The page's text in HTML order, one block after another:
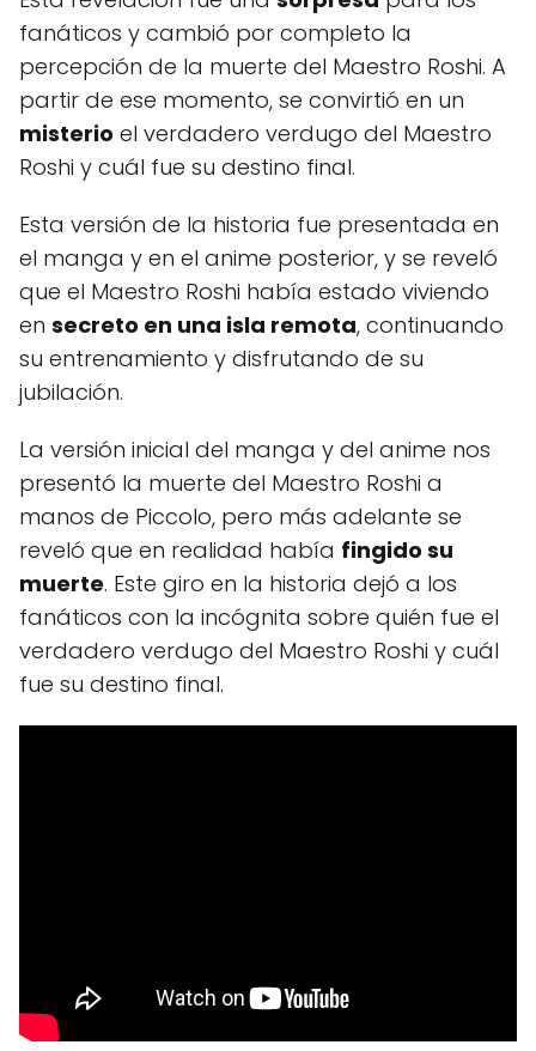
fanáticos y cambió por completo la
percepción de la muerte del Maestro Roshi. A
partir de ese momento, se convirtió en un
misterio el verdadero verdugo del Maestro
Roshi y cuál fue su destino final.
Esta versión de la historia fue presentada en
el manga y en el anime posterior, y se reveló
que el Maestro Roshi había estado viviendo
en secreto en una isla remota, continuando
su entrenamiento y disfrutando de su
jubilación.
La versión inicial del manga y del anime nos
presentó la muerte del Maestro Roshi a
manos de Piccolo, pero más adelante se
reveló que en realidad había fingido su
muerte. Este giro en la historia dejó a los
fanáticos con la incógnita sobre quién fue el
verdadero verdugo del Maestro Roshi y cuál
fue su destino final.